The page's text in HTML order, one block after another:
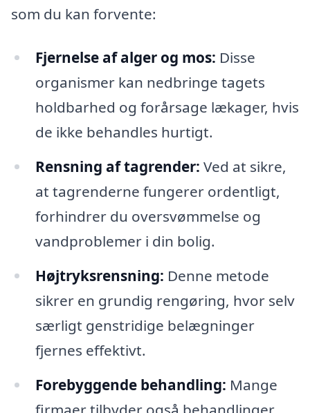
som du kan forvente:
Fjernelse af alger og mos: Disse
organismer kan nedbringe tagets
holdbarhed og forårsage lækager, hvis
de ikke behandles hurtigt.
Rensning af tagrender: Ved at sikre,
at tagrenderne fungerer ordentligt,
forhindrer du oversvømmelse og
vandproblemer i din bolig.
Højtryksrensning: Denne metode
sikrer en grundig rengøring, hvor selv
særligt genstridige belægninger
fjernes effektivt.
Forebyggende behandling: Mange